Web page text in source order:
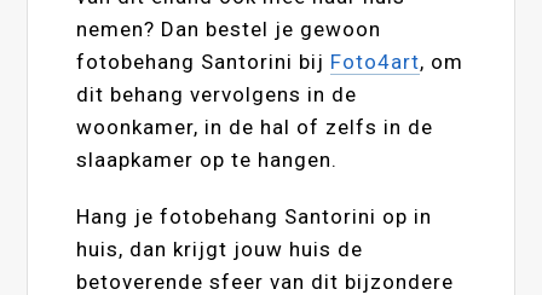
nemen? Dan bestel je gewoon
fotobehang Santorini bij Foto4art, om
dit behang vervolgens in de
woonkamer, in de hal of zelfs in de
slaapkamer op te hangen.
Hang je fotobehang Santorini op in
huis, dan krijgt jouw huis de
betoverende sfeer van dit bijzondere